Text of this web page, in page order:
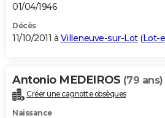
01/04/1946
Décès
11/10/2011 à Villeneuve-sur-Lot(Lot-
Antonio MEDEIROS (79 ans)
Créer une cagnotte obsèques
Naissance